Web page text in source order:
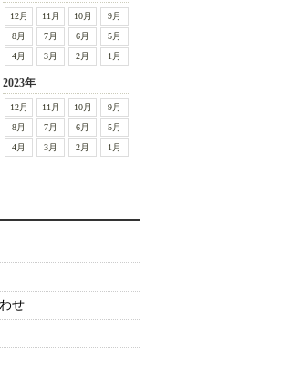
12月 11月 10月
9月
8月
7月 6月
5月
4月
3月 2月 1月
2023年
12月 11月 10月
9月
8月
7月 6月
5月
4月
3月 2月 1月
せ